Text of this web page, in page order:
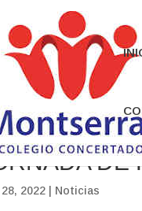
DE
28, 2022 Noticias